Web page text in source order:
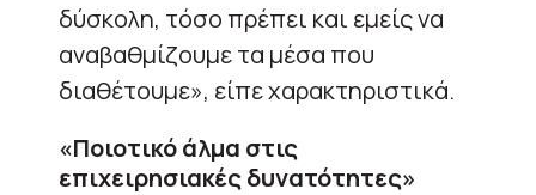
δύσκολη, τόσο πρέπει και εμείς να
αναβαθμίζουμε τα μέσα που
διαθέτουμε», είπε χαρακτηριστικά.
«Ποιοτικό άλμα στις
επιχειρησιακές δυνατότητες»